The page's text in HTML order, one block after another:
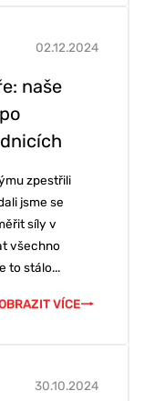
naše
02.12.2024
zpestřili
jsme se
síly v
všechno
to stálo...
VÍCE
30.10.2024